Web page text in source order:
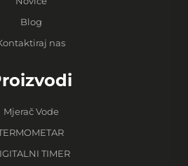
Blog
nas
Mjerač Vode
TIMER